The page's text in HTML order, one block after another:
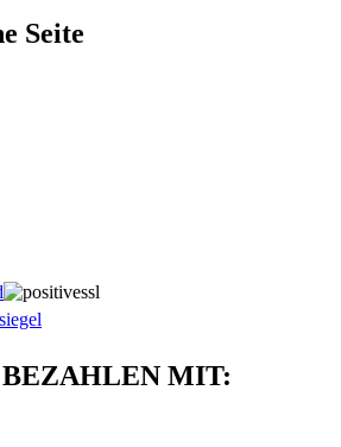
Seite
MIT: